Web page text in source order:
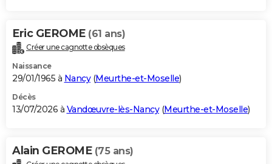
Carte de Noël
Carte Bonne année
Carte Saint-Valentin
Carte Pâques
Carte d'anniversaire
DICTIONNAIRE
Dictionnaire
Biographies
Citations
Expressions
Proverbes
PROGRAMME TV
S'inscrire
Se connecter
Lycées
Collèges
Primaires
Universités
Entreprises
Service militaire
Avis de recherche
AVIS DE DÉCÈS
Bricolage
Lifestyle
Culture
Sport
Auto
Television
Voyage
Cinema
Eric GEROME (61 ans)
Créer une cagnotte obsèques
Naissance
29/01/1965 à Nancy(Meurthe-et-Moselle)
Décès
13/07/2026 à Vandœuvre-lès-Nancy(Meurthe-et-Moselle)
Alain GEROME (75 ans)